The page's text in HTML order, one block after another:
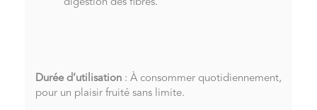
digestion des fibres.
Durée d’utilisation : À consommer quotidiennement,
pour un plaisir fruité sans limite.